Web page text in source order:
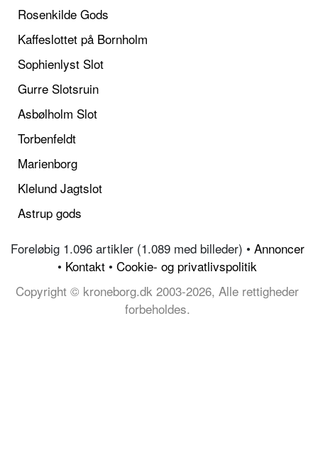
Rosenkilde Gods
Kaffeslottet på Bornholm
Sophienlyst Slot
Gurre Slotsruin
Asbølholm Slot
Torbenfeldt
Marienborg
Klelund Jagtslot
Astrup gods
Foreløbig 1.096 artikler (1.089 med billeder) • Annoncer
• Kontakt • Cookie- og privatlivspolitik
Copyright © kroneborg.dk 2003-2026, Alle rettigheder
forbeholdes.